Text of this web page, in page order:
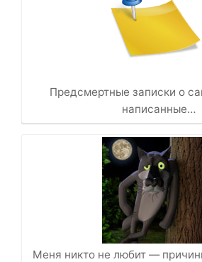
Предсмертные записки о
написанные…
Меня никто не любит —